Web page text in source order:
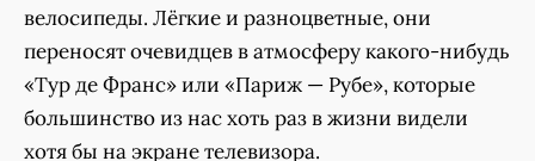
велосипеды. Лёгкие и разноцветные, они
переносят очевидцев в атмосферу какого-нибудь
«Тур де Франс» или «Париж — Рубе», которые
большинство из нас хоть раз в жизни видели
хотя бы на экране телевизора.